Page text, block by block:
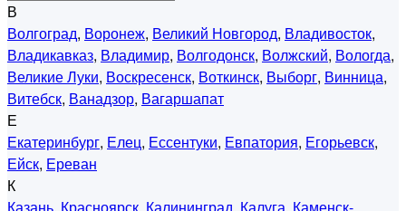
В
Волгоград, Воронеж, Великий Новгород, Владивосток,
Владикавказ, Владимир, Волгодонск, Волжский, Вологда,
Великие Луки, Воскресенск, Воткинск, Выборг, Винница,
Витебск, Ванадзор, Вагаршапат
Е
Екатеринбург, Елец, Ессентуки, Евпатория, Егорьевск,
Ейск, Ереван
К